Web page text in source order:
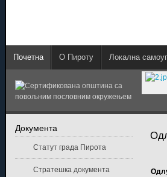
Почетна О Пироту Локална
Документа
Статут града Пирота
Стратешка документа